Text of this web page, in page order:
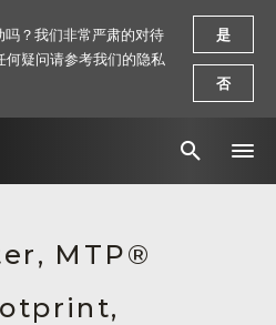
MTP®
？我们非常严肃的对待
何疑问请参考我们的隐私
是
否